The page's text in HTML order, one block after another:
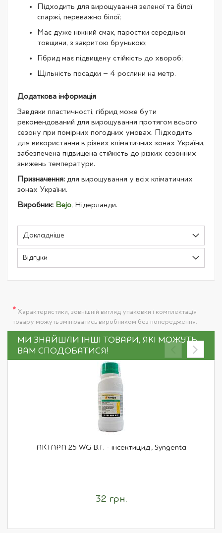
Підходить для вирощування зеленої та білої
спаржі, переважно білої;
Має дуже ніжний смак, паростки середньої
товщини, з закритою брунькою;
Гібрид має підвищену стійкість до хвороб;
Щільність посадки – 4 рослини на метр.
Додаткова інформація
Завдяки пластичності, гібрид може бути
рекомендований для вирощування протягом всього
сезону при помірних погодних умовах. Підходить
для використання в різних кліматичних зонах України,
забезпечена підвищена стійкість до різких сезонних
знижень температури.
Призначення: для вирощування у всіх кліматичних
зонах України.
Виробник: Bejo, Нідерланди.
Докладніше
Відгуки
* Характеристики, зовнішній вигляд упаковки і комплектація
товару можуть змінюватись виробником без попередження.
МИ ЗНАЙШЛИ ІНШІ ТОВАРИ, ЯКІ МОЖУТЬ
ВАМ СПОДОБАТИСЯ!
АКТАРА 25 WG В.Г. - інсектицид, Syngenta
32 грн.